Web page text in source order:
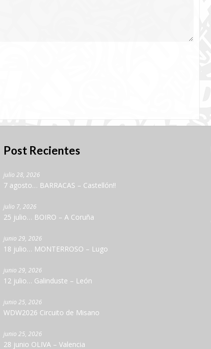
Post Recientes
julio 28, 2026
7 agosto… BARRACAS – Castellón!!
julio 7, 2026
25 julio… BOIRO – A Coruña
junio 29, 2026
18 julio… MONTERROSO – Lugo
junio 29, 2026
12 julio… Galinduste – León
junio 25, 2026
WDW2026 Circuito de Misano
junio 25, 2026
28 junio OLIVA – Valencia